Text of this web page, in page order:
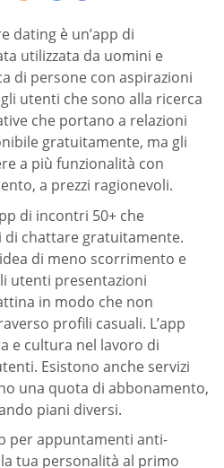
dating è un’app di
utilizzata da uomini e
di persone con aspirazioni
utenti che sono alla ricerca
che portano a relazioni
gratuitamente, ma gli
a più funzionalità con
a prezzi ragionevoli.
di incontri 50+ che
di chattare gratuitamente.
di meno scorrimento e
utenti presentazioni
in modo che non
profili casuali. L’app
e cultura nel lavoro di
Esistono anche servizi
una quota di abbonamento,
piani diversi.
per appuntamenti anti-
tua personalità al primo